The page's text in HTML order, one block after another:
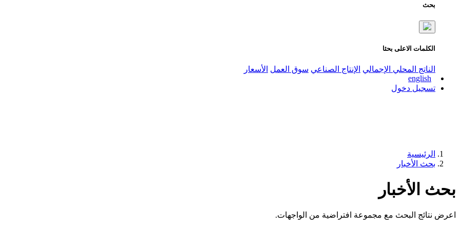
بحث
الكلمات الاعلى بحثا
الناتج المحلي الإجمالي الإنتاج الصناعي سوق العمل الأسعار
english
تسجيل دخول
الرئيسية
بحث الأخبار
بحث الأخبار
اعرض نتائج البحث مع مجموعة افتراضية من الواجهات.